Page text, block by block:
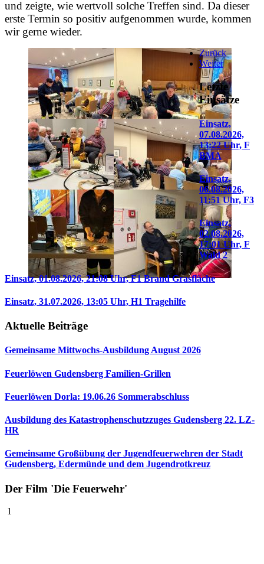
und zeigte, wie wertvoll solche Treffen sind. Da dieser
erste Termin so positiv aufgenommen wurde, kommen
wir gerne wieder.
Zurück
Weiter
Letzte
Einsätze
Einsatz,
07.08.2026,
13:22 Uhr, F
BMA
Einsatz,
06.08.2026,
11:51 Uhr, F3
Einsatz,
02.08.2026,
17:01 Uhr, F
Wald 2
Einsatz, 01.08.2026, 21:08 Uhr, F1 Brand Grasfläche
Einsatz, 31.07.2026, 13:05 Uhr, H1 Tragehilfe
Aktuelle Beiträge
Gemeinsame Mittwochs-Ausbildung August 2026
Feuerlöwen Gudensberg Familien-Grillen
Feuerlöwen Dorla: 19.06.26 Sommerabschluss
Ausbildung des Katastrophenschutzzuges Gudensberg 22. LZ-
HR
Gemeinsame Großübung der Jugendfeuerwehren der Stadt
Gudensberg, Edermünde und dem Jugendrotkreuz
Der Film 'Die Feuerwehr'
1